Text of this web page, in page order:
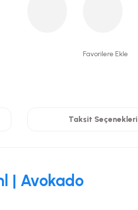
Taksit Seçenekleri
| Avokado